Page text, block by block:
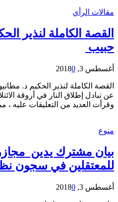
مقالات الرأي
القصة الكاملة لنذير
حبيب
أغسطس 3, 2018 0
القصة الكاملة لنذير الحكيم د.
عن تبادل إطلاق النار في أروقة
وقرأت العديد من التعليقات عليه ،
منوع
بيان مشترك يدين مجازر
للمعتقلين في سجون
أغسطس 3, 2018 0